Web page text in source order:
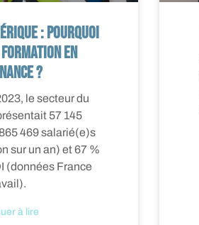
: pourquoi
en
?
le secteur du
57 145
469 salarié(e)s
sur un an) et 67 %
(données France
à lire